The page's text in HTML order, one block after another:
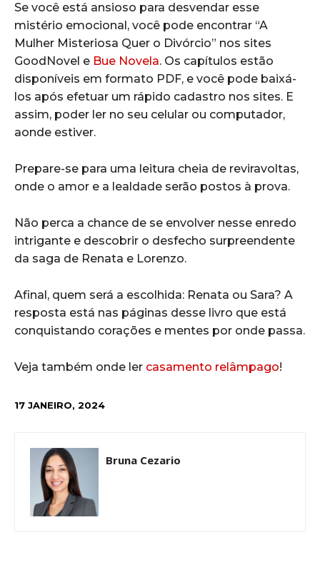
Se você está ansioso para desvendar esse
mistério emocional, você pode encontrar “A
Mulher Misteriosa Quer o Divórcio” nos sites
GoodNovel e Bue Novela. Os capítulos estão
disponíveis em formato PDF, e você pode baixá-
los após efetuar um rápido cadastro nos sites. E
assim, poder ler no seu celular ou computador,
aonde estiver.
Prepare-se para uma leitura cheia de reviravoltas,
onde o amor e a lealdade serão postos à prova.
Não perca a chance de se envolver nesse enredo
intrigante e descobrir o desfecho surpreendente
da saga de Renata e Lorenzo.
Afinal, quem será a escolhida: Renata ou Sara? A
resposta está nas páginas desse livro que está
conquistando corações e mentes por onde passa.
Veja também onde ler casamento relâmpago!
17 JANEIRO, 2024
Bruna Cezario